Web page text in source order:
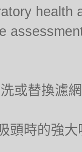
health
或替換濾
頭時的強